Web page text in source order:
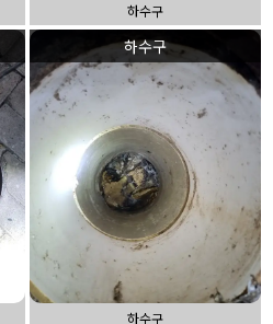
하수구
하수구
하수구